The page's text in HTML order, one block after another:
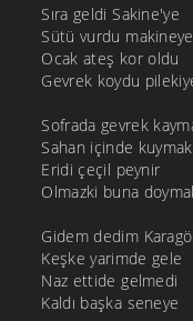
Sıra geldi Sakine'ye
Sütü vurdu makineye
Ocak ateş kor oldu
Gevrek koydu
Sofrada gevrek
Sahan içinde kuymak
Eridi çeçil peynir
Olmazki buna
Gidem dedim
Keşke yarimde gele
Naz ettide gelmedi
Kaldı başka seneye